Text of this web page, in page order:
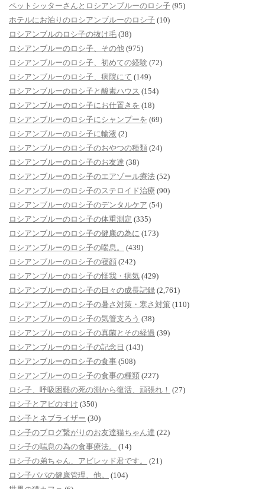
ペットシッターさんとロシアンブルーのロシ子 (95)
ホテルにお泊りのロシアンブルーのロシ子 (10)
ロシアンブルのロシ子の抜け毛 (38)
ロシアンブルーのロシ子、その他 (975)
ロシアンブルーのロシ子、初めての経験 (72)
ロシアンブルーのロシ子、病院にて (149)
ロシアンブルーのロシ子と酸素ハウス (154)
ロシアンブルーのロシ子にお仕置きを (18)
ロシアンブルーのロシ子にシャンプーを (69)
ロシアンブルーのロシ子に輸液 (2)
ロシアンブルーのロシ子のおやつの種類 (24)
ロシアンブルーのロシ子のお友達 (38)
ロシアンブルーのロシ子のエアゾール療法 (52)
ロシアンブルーのロシ子のステロイド治療 (90)
ロシアンブルーのロシ子のデンタルケア (54)
ロシアンブルーのロシ子の体重測定 (335)
ロシアンブルーのロシ子の健康の為に (173)
ロシアンブルーのロシ子の喘息。
(439)
ロシアンブルーのロシ子の寝顔 (242)
ロシアンブルーのロシ子の怪我・病気 (429)
ロシアンブルーのロシ子の日々の成長記録 (2,761)
ロシアンブルーのロシ子の暑さ対策・寒さ対策 (110)
ロシアンブルーのロシ子の気管支ろう (38)
ロシアンブルーのロシ子の真菌とその経過 (39)
ロシアンブルーのロシ子の記念日 (143)
ロシアンブルーのロシ子の食事 (508)
ロシアンブルーのロシ子の食事の種類 (227)
ロシ子、呼吸困難の死の淵から復活、頑張れ！ (27)
ロシ子とアビのすけ (350)
ロシ子とネブライザー (30)
ロシ子のブログ繋がりのお友達猫ちゃん達 (22)
ロシ子の喘息の為の食事療法。
(14)
ロシ子の弟ちゃん、アビレッド君です。
(21)
ロシ子パパの健康管理、他。
(104)